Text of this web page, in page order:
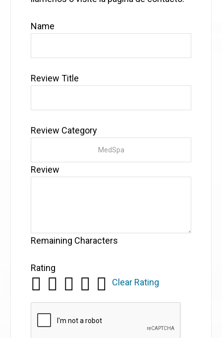
Name
Review Title
Review Category
Review
Remaining Characters
Rating
Clear Rating